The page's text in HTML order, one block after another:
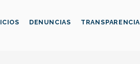
DENUNCIAS TRANSPARENCIA